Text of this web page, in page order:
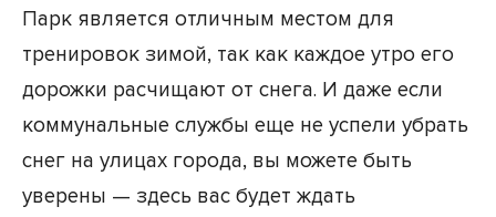
Парк является отличным местом для
тренировок зимой, так как каждое утро его
дорожки расчищают от снега. И даже если
коммунальные службы еще не успели убрать
снег на улицах города, вы можете быть
уверены — здесь вас будет ждать